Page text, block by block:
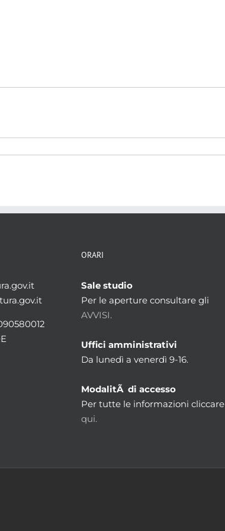
ORARI
Sale studio
Per le aperture consultare gli
AVVISI.
Uffici amministrativi
Da lunedì a venerdì 9-16.
ModalitÃ di accesso
Per tutte le informazioni cliccare
qui.